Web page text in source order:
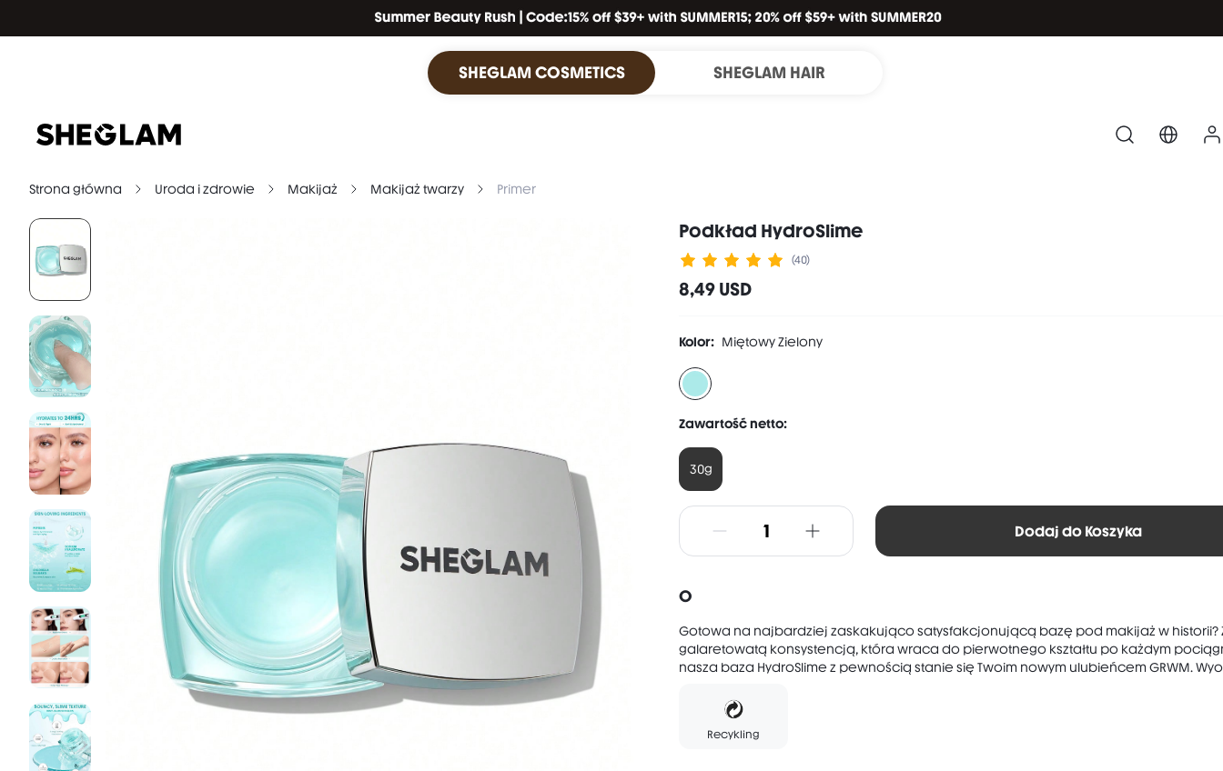
SHEGLAM COSMETICS SHEGLAM HAIR
Strona główna Uroda i zdrowie Makijaż Makijaż twarzy Primer
Podkład HydroSlime
(40)
8,49 USD
Kolor: Miętowy Zielony
Zawartość netto:
30g
Dodaj do Koszyka
O
Gotowa na najbardziej zaskakująco satysfakcjonującą bazę pod makijaż w historii?
galaretowatą konsystencją, która wraca do pierwotnego kształtu po każdym
nasza baza HydroSlime z pewnością stanie się Twoim nowym ulubieńcem GRWM.
Recykling